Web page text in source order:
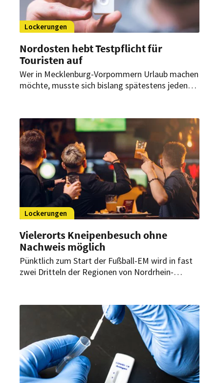
Lockerungen
Nordosten hebt Testpflicht für
Touristen auf
Wer in Mecklenburg-Vorpommern Urlaub machen
möchte, musste sich bislang spätestens jeden
Schutzes im Freien soll abgeschafft werden.
Lockerungen
Vielerorts Kneipenbesuch ohne
Nachweis möglich
Pünktlich zum Start der Fußball-EM wird in fast
zwei Dritteln der Regionen von Nordrhein-
Inzidenz liegt dann sieben Tage unter 35.